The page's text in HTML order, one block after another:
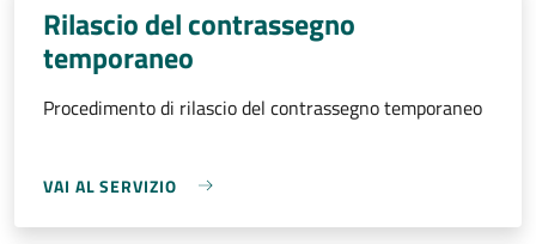
Rilascio del contrassegno
temporaneo
Procedimento di rilascio del contrassegno temporaneo
VAI AL SERVIZIO